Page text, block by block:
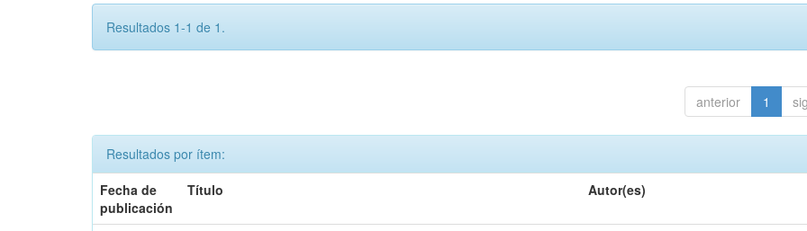
Resultados 1-1 de 1.
anterior 1
Resultados por ítem:
Fecha de
publicación
Título Autor(es)